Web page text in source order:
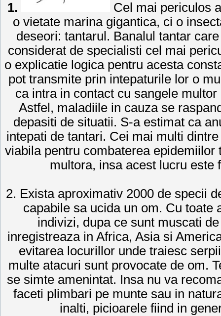
1.
Cel mai periculos
o vietate marina gigantica, ci o
deseori: tantarul. Banalul tantar
considerat de specialisti cel mai
o explicatie logica pentru acesta
pot transmite prin intepaturile lor o
ca intra in contact cu sangele
Astfel, maladiile in cauza se
depasiti de situatii. S-a estimat ca
intepati de tantari. Cei mai multi
viabila pentru combaterea
multora, insa acest lucru este
2. Exista aproximativ 2000 de specii
capabile sa ucida un om. Cu toate
indivizi, dupa ce sunt muscati
inregistreaza in Africa, Asia si
evitarea locurillor unde traiesc
multe atacuri sunt provocate de om.
se simte amenintat. Insa nu va
faceti plimbari pe munte sau in
inalti, picioarele fiind in